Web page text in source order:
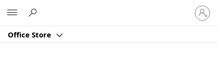
Office Store
Iniciar
sesión
en
cuenta